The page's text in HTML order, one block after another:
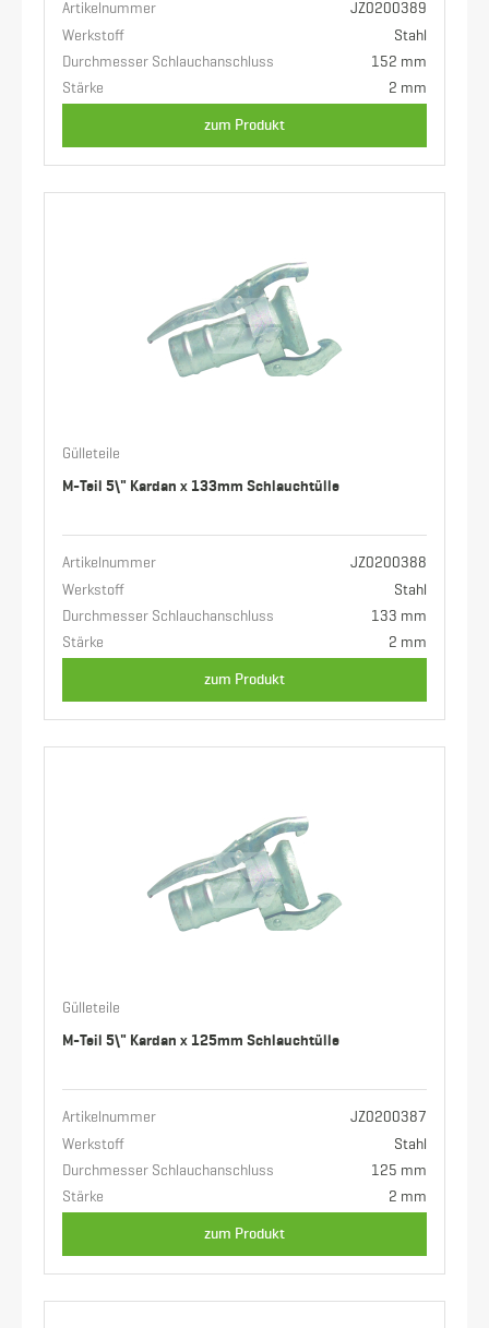
Artikelnummer
JZ0200389
Werkstoff
Stahl
Durchmesser Schlauchanschluss
152 mm
Stärke
2 mm
zum Produkt
Gülleteile
M-Teil 5\" Kardan x 133mm Schlauchtülle
Artikelnummer
JZ0200388
Werkstoff
Stahl
Durchmesser Schlauchanschluss
133 mm
Stärke
2 mm
zum Produkt
Gülleteile
M-Teil 5\" Kardan x 125mm Schlauchtülle
Artikelnummer
JZ0200387
Werkstoff
Stahl
Durchmesser Schlauchanschluss
125 mm
Stärke
2 mm
zum Produkt